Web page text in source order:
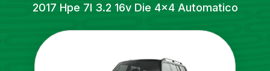
2017 Hpe 7l 3.2 16v Die 4x4 Automatico